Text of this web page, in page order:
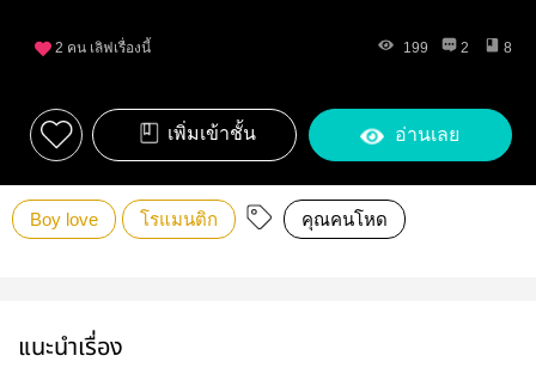
2 คน เลิฟเรื่องนี้ 199 2 8
เพิ่มเข้าชั้น อ่านเลย
Boy love โรแมนติก คุณคนโหด
แนะนำเรื่อง